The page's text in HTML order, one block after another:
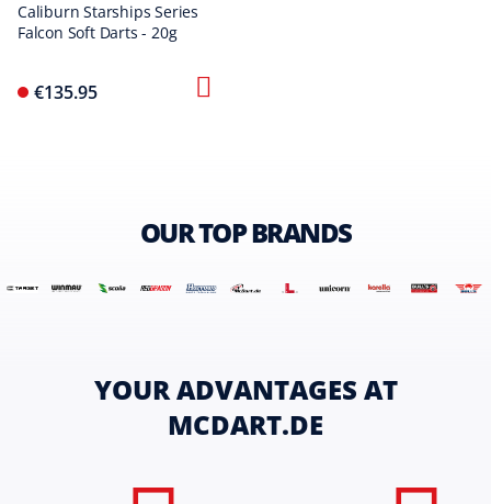
Caliburn Starships Series
Falcon Soft Darts - 20g
€135.95
OUR TOP BRANDS
YOUR ADVANTAGES AT
MCDART.DE